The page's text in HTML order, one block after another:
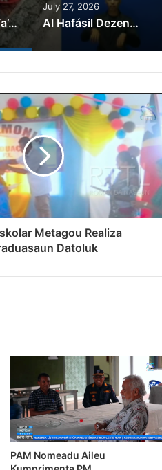
Xineza Hahú Fa’an Produtu Lokál Iha Merkadu Suai
July 27, 2026
AI Hafásil Dezenvolvimentu Iha Setór Oin-oin Iha Mundu
Metagou Realiza
Datoluk
PAM Nomeadu Aileu